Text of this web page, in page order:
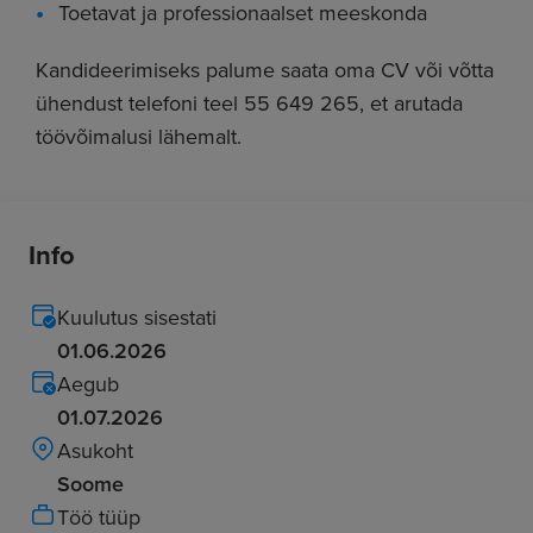
Toetavat ja professionaalset meeskonda
Kandideerimiseks palume saata oma CV või võtta
ühendust telefoni teel 55 649 265, et arutada
töövõimalusi lähemalt.
Info
Kuulutus sisestati
01.06.2026
Aegub
01.07.2026
Asukoht
Soome
Töö tüüp